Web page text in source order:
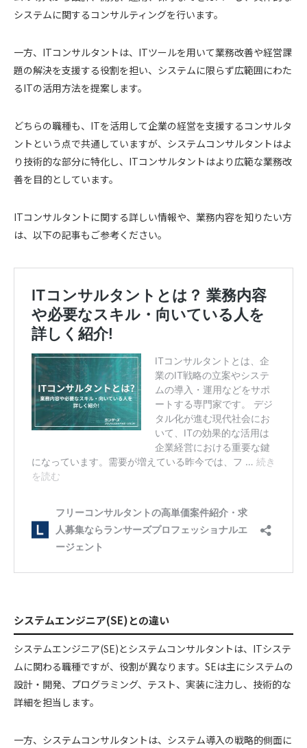
システムに関するコンサルティングを行います。
一方、ITコンサルタントは、ITツールを用いて業務改善や経営課
題の解決を支援する役割を担い、システムに限らず広範囲にわた
るITの活用方法を提案します。
どちらの職種も、ITを活用して企業の経営を支援するコンサルタ
ントという点で共通していますが、システムコンサルタントはよ
り技術的な部分に特化し、ITコンサルタントはより広範な業務改
善を目的としています。
ITコンサルタントに関する詳しい情報や、業務内容を知りたい方
は、以下の記事もご参考ください。
システムエンジニア(SE)との違い
システムエンジニア(SE)とシステムコンサルタントは、ITシステ
ムに関わる職種ですが、役割が異なります。SEは主にシステムの
設計・開発、プログラミング、テスト、実装に注力し、技術的な
詳細を担当します。
一方、システムコンサルタントは、システム導入の戦略的側面に